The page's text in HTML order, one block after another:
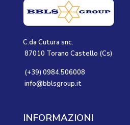
C.da Cutura snc,
87010 Torano Castello (Cs)
(+39) 0984.506008
info@bblsgroup.it
INFORMAZIONI